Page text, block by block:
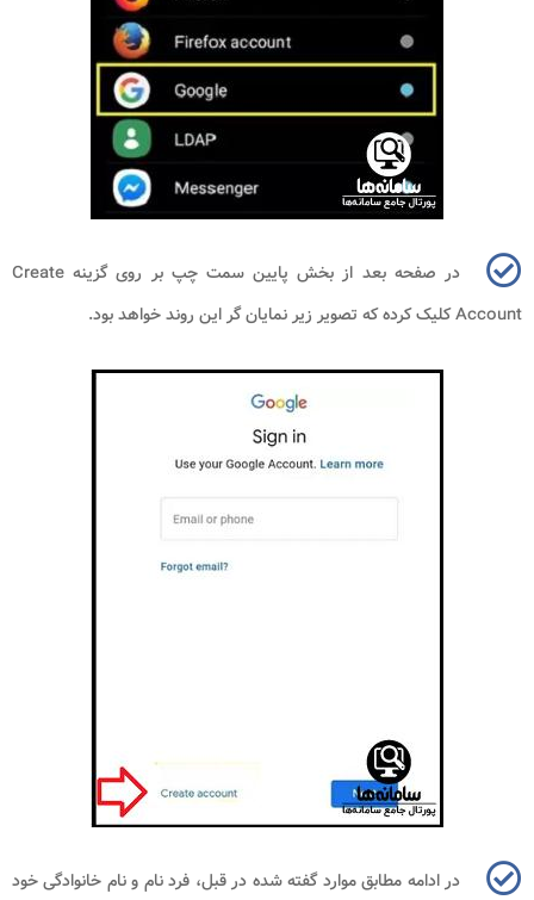
در صفحه بعد از بخش پایین سمت چپ بر روی گزینه Create
Accountکلیک کرده که تصویر زیر نمایان گر این روند خواهد بود.
در ادامه مطابق موارد گفته شده در قبل، فرد نام و نام خانوادگی خود